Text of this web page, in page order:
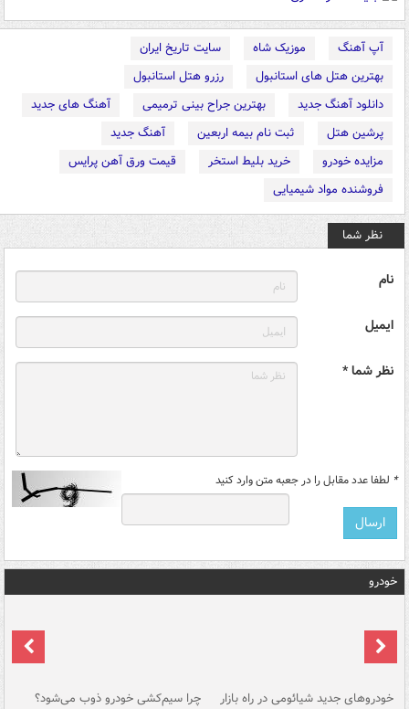
آپ آهنگ موزیک شاه
سایت تاریخ ایران
بهترین هتل های استانبول
رزرو هتل استانبول
دانلود آهنگ جدید
بهترین جراح بینی ترمیمی
آهنگ های جدید
پرشین هتل
ثبت نام بیمه اربعین
آهنگ جدید
مزایده خودرو
خرید بلیط استخر
قیمت ورق آهن پرایس
فروشنده مواد شیمیایی
نظر شما
نام
ایمیل
نظر شما *
* لطفا عدد مقابل را در جعبه متن وارد کنید
خودرو
خودروهای جدید شیائومی در راه بازار چرا سیم‌کشی خودرو ذوب می‌شود؟